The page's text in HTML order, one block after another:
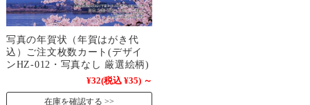
写真の年賀状（年賀はがき代
込）ご注文枚数カート(デザイ
ンHZ-012・写真なし 厳選絵柄)
¥32(税込 ¥35) ～
在庫を確認する